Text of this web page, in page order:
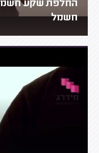
החלפת שקע
חשמל